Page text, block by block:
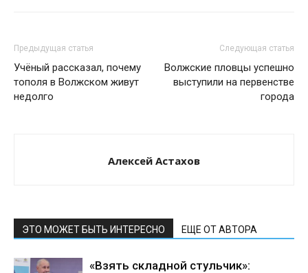
Предыдущая статья
Учёный рассказал, почему
тополя в Волжском живут
недолго
Следующая статья
Волжские пловцы успешно
выступили на первенстве
города
Алексей Астахов
ЭТО МОЖЕТ БЫТЬ ИНТЕРЕСНО ЕЩЕ ОТ АВТОРА
«Взять складной стульчик»: